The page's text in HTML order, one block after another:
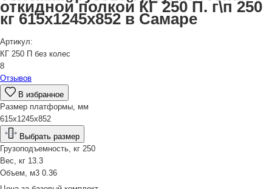
откидной полкой КГ 250 П. г\п 250
кг 615x1245x852 в Самаре
Артикул:
КГ 250 П без колес
8
Отзывов
В избранное
Размер платформы, мм
615x1245x852
Выбрать размер
Грузоподъемность, кг 250
Вес, кг 13.3
Объем, м3 0.36